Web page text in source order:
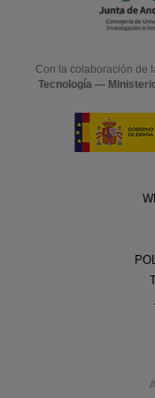
Con la colaboración de
Tecnología —